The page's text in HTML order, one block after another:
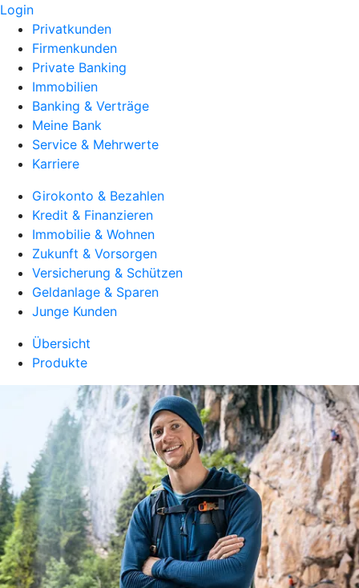
Login
Privatkunden
Firmenkunden
Private Banking
Immobilien
Banking & Verträge
Meine Bank
Service & Mehrwerte
Karriere
Girokonto & Bezahlen
Kredit & Finanzieren
Immobilie & Wohnen
Zukunft & Vorsorgen
Versicherung & Schützen
Geldanlage & Sparen
Junge Kunden
Übersicht
Produkte